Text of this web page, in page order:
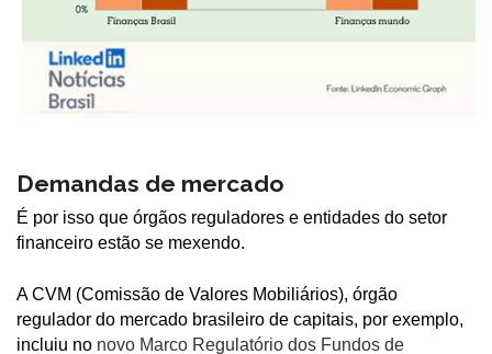
Demandas de mercado
É por isso que órgãos reguladores e entidades do setor
financeiro estão se mexendo.
A CVM (Comissão de Valores Mobiliários), órgão
regulador do mercado brasileiro de capitais, por exemplo,
incluiu no novo Marco Regulatório dos Fundos de